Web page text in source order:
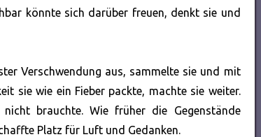
könnte sich darüber freuen, denkt sie und
Verschwendung aus, sammelte sie und mit
sie wie ein Fieber packte, machte sie weiter.
brauchte. Wie früher die Gegenstände
Platz für Luft und Gedanken.